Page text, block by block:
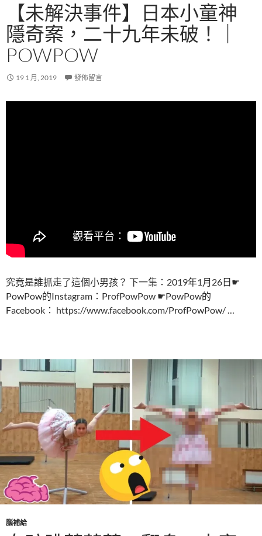
【未解決事件】日本小童神
隱奇案，二十九年未破！｜
POWPOW
19 1 月, 2019 發佈留言
究竟是誰抓走了這個小男孩？ 下一集：2019年1月26日☛
PowPow的Instagram：ProfPowPow ☛PowPow的
Facebook： https://www.facebook.com/ProfPowPow/ …
腦補給